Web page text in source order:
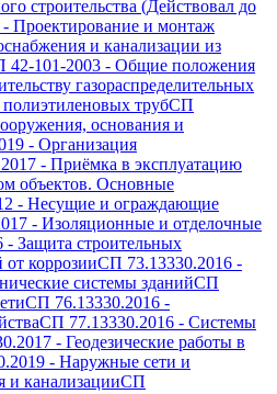
строительства (Действовал до
- Проектирование и монтаж
и канализации из
42-101-2003 - Общие положения
газораспределительных
трубСП
основания и
- Организация
- Приёмка в эксплуатацию
объектов. Основные
- Несущие и ограждающие
- Изоляционные и отделочные
- Защита строительных
коррозииСП 73.13330.2016 -
системы зданийСП
СП 76.13330.2016 -
СП 77.13330.2016 - Системы
- Геодезические работы в
- Наружные сети и
и канализацииСП